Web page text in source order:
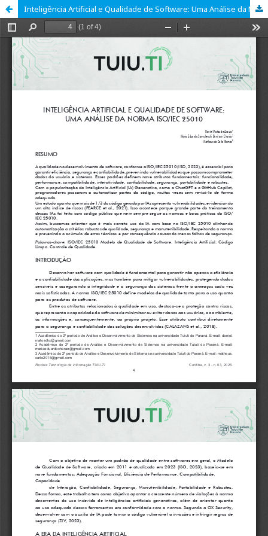
Inteligência Artificial e Qualidade de Software: Uma Análise da Norma ISO/IEC 25010